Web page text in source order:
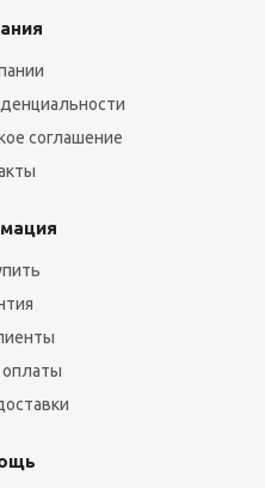
соглашение
оплаты